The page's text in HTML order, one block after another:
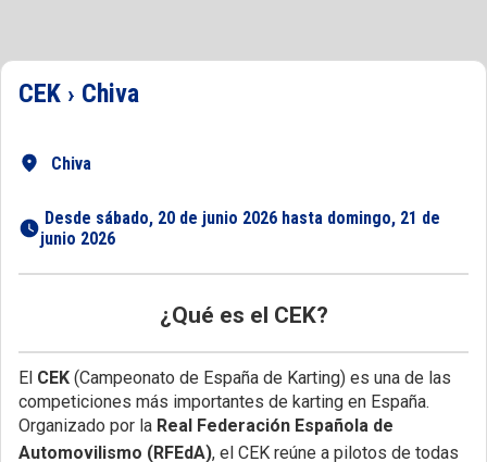
CEK › Chiva
Chiva
junio 2026
¿Qué es el CEK?
El CEK (Campeonato de España de Karting) es una de las
competiciones más importantes de karting en España.
Organizado por la Real Federación Española de
Automovilismo (RFEdA), el CEK reúne a pilotos de todas